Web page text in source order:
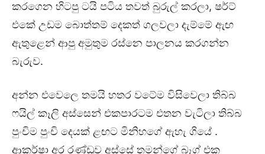
කරගෙන හිටපු ටයි පටිය තවත් බුරුල් කරලා, ෂර්ට්
එකේ උඩම බොත්තම් දෙකත් ගලවලා දැම්මේ ඇඟ
ඇතුළෙන් ආපු අමුතුම රස්නෙ පාලනය කරගන්න
බැරුව.
අන්න එවෙලෙ තමයි හතර වටේම විසිවෙලා තිබ්බ
ෆයිල් කෑලි අස්සෙන් එකපාරටම එතන වැටිලා තිබ්බ
පුංචිම පුංචි දෙයක් ළඟට මිනිහගේ ඇහැ ගියේ .
ආකර්ෂා අර රණ්ඩුව අස්සේ තමන්ගේ බෑග් එක